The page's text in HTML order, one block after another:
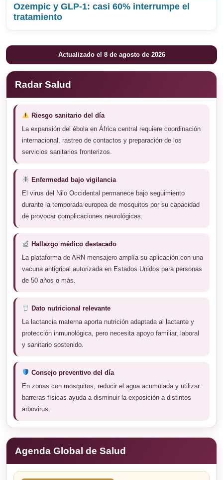
Ozempic y GLP-1: casi 60% interrumpe el
tratamiento
Actualizado el 8 de agosto de 2026
Radar Salud
Riesgo sanitario del día
La expansión del ébola en África central requiere coordinación
internacional, rastreo de contactos y preparación de los
servicios sanitarios fronterizos.
Enfermedad bajo vigilancia
El virus del Nilo Occidental permanece bajo seguimiento
durante la temporada europea de mosquitos por su capacidad
de provocar complicaciones neurológicas.
Hallazgo médico destacado
La plataforma de ARN mensajero amplía su aplicación con una
vacuna antigripal autorizada en Estados Unidos para personas
de 50 años o más.
Dato nutricional relevante
La lactancia materna aporta nutrición adaptada al lactante y
protección inmunológica, pero necesita apoyo familiar, laboral
y sanitario sostenido.
Consejo preventivo del día
En zonas con mosquitos, reducir el agua acumulada y utilizar
barreras físicas ayuda a disminuir la exposición a distintos
arbovirus.
Agenda Global de Salud